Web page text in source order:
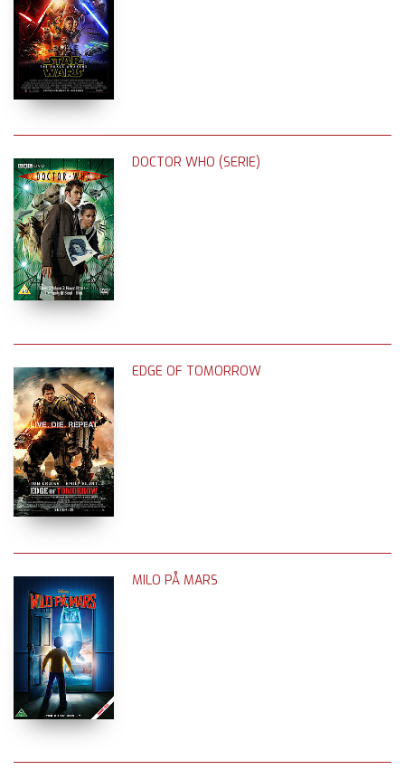
DOCTOR WHO (SERIE)
EDGE OF TOMORROW
MILO PÅ MARS